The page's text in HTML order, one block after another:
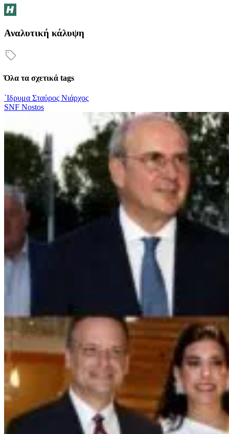
Αναλυτική κάλυψη
Όλα τα σχετικά tags
΄Ιδρυμα Σταύρος Νιάρχος
SNF Nostos